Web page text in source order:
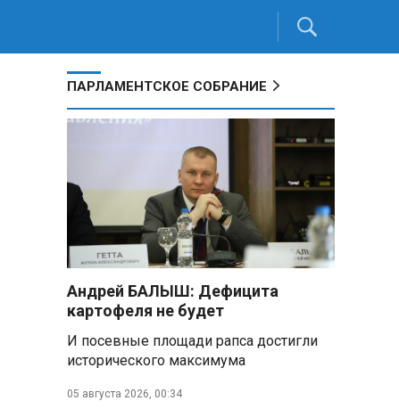
ПАРЛАМЕНТСКОЕ СОБРАНИЕ
Андрей БАЛЫШ: Дефицита
картофеля не будет
И посевные площади рапса достигли
исторического максимума
05 августа 2026, 00:34